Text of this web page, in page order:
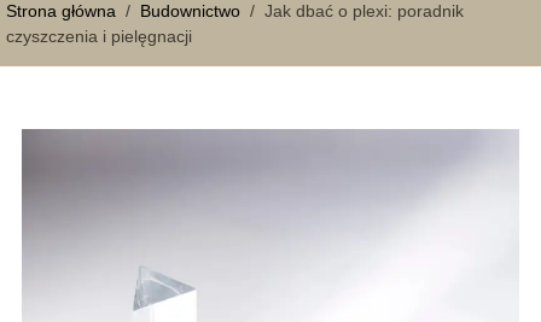
Strona główna / Budownictwo / Jak dbać o plexi: poradnik
czyszczenia i pielęgnacji